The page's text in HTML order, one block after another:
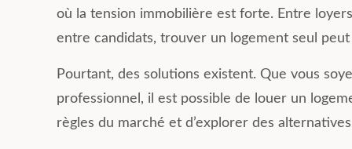
où la tension immobilière est forte. Entre
entre candidats, trouver un logement seul
Pourtant, des solutions existent. Que vous
professionnel, il est possible de louer un
règles du marché et d’explorer des
vie quotidienne. Recommandé
coliving.
communs y
fonctionnels
tracasseries
gérées par
toujours avec
Je